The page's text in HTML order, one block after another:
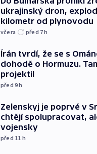
ukrajinský dron,
kilometr od plynovodu
včera před 7h
Írán tvrdí, že se s
dohodě o Hormuzu.
projektil
před 9h
Zelenskyj je poprvé v
chtějí spolupracovat,
vojensky
před 11 h